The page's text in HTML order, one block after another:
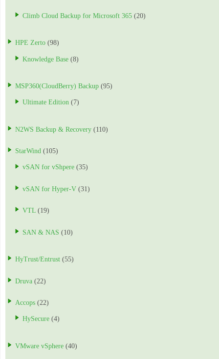
Climb Cloud Backup for Microsoft 365 (20)
HPE Zerto (98)
Knowledge Base (8)
MSP360(CloudBerry) Backup (95)
Ultimate Edition (7)
N2WS Backup & Recovery (110)
StarWind (105)
vSAN for vShpere (35)
vSAN for Hyper-V (31)
VTL (19)
SAN & NAS (10)
HyTrust/Entrust (55)
Druva (22)
Accops (22)
HySecure (4)
VMware vSphere (40)